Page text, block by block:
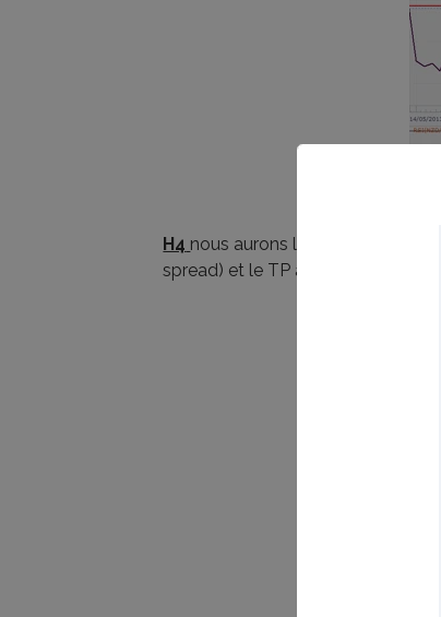
H4 nous aurons la confirmation
spread) et le TP au niveau des